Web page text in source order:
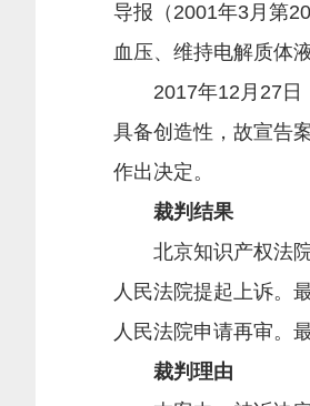
导报（2001年3月第
血压、维持电解质体
2017年12月27日，
具备创造性，故宣告
作出决定。
裁判结果
北京知识产权法院
人民法院提起上诉。
人民法院申请再审。
裁判理由